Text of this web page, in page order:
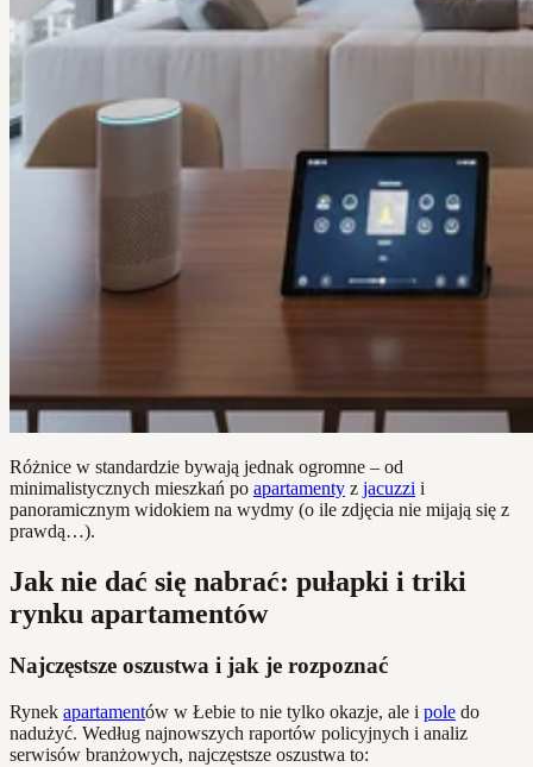
Różnice w standardzie bywają jednak ogromne – od
minimalistycznych mieszkań po apartamenty z jacuzzi i
panoramicznym widokiem na wydmy (o ile zdjęcia nie mijają się z
prawdą…).
Jak nie dać się nabrać: pułapki i triki
rynku apartamentów
Najczęstsze oszustwa i jak je rozpoznać
Rynek apartamentów w Łebie to nie tylko okazje, ale i pole do
nadużyć. Według najnowszych raportów policyjnych i analiz
serwisów branżowych, najczęstsze oszustwa to: